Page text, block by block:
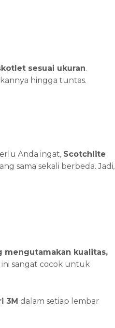
sesuai ukuran.
hingga tuntas.
Anda ingat, Scotchlite
sama sekali berbeda. Jadi,
mengutamakan kualitas,
sangat cocok untuk
3M dalam setiap lembar